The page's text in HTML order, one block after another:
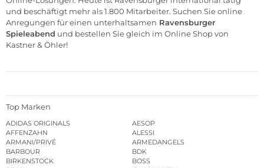
und beschäftigt mehr als 1.800 Mitarbeiter. Suchen Sie online
Anregungen für einen unterhaltsamen Ravensburger
Spieleabend und bestellen Sie gleich im Online Shop von
Kastner & Öhler!
Top Marken
ADIDAS ORIGINALS
AESOP
AFFENZAHN
ALESSI
ARMANI/PRIVÉ
ARMEDANGELS
BARBOUR
BDK
BIRKENSTOCK
BOSS